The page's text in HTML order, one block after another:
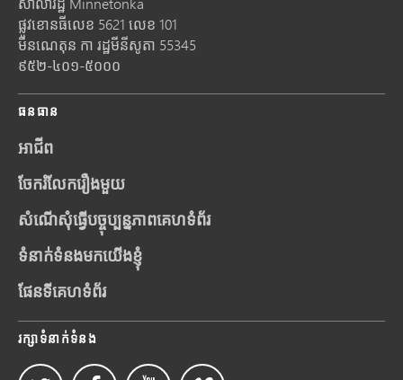
ផ្លូវខោនធីលេខ 5621 លេខ 101
មីនណេតុន កា រដ្ឋមីនីសូតា 55345
៩៥២-៤០១-៥០០០
ធនធាន
អាជីព
ចែករំលែករឿងមួយ
សំណើសុំធ្វើបច្ចុប្បន្នភាពគេហទំព័រ
ទំនាក់ទំនងមកយើងខ្ញុំ
ផែនទីគេហទំព័រ
រក្សាទំនាក់ទំនង